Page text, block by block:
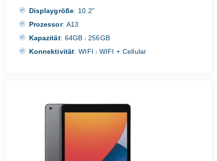
Displaygröße: 10.2"
Prozessor: A13
Kapazität: 64GB/ 256GB
Konnektivität: WIFI /WIFI + Cellular